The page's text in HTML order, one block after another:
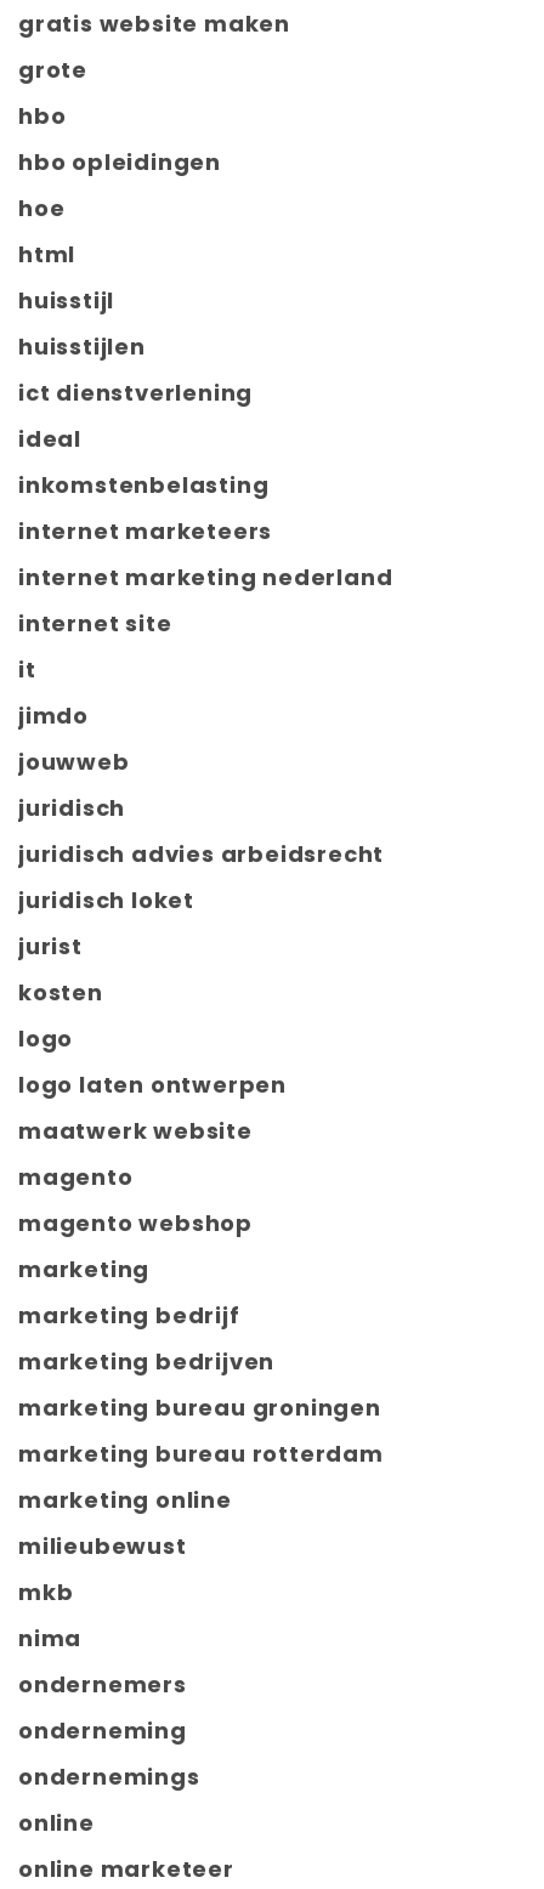
gratis website maken
grote
hbo
hbo opleidingen
hoe
html
huisstijl
huisstijlen
ict dienstverlening
ideal
inkomstenbelasting
internet marketeers
internet marketing nederland
internet site
it
jimdo
jouwweb
juridisch
juridisch advies arbeidsrecht
juridisch loket
jurist
kosten
logo
logo laten ontwerpen
maatwerk website
magento
magento webshop
marketing
marketing bedrijf
marketing bedrijven
marketing bureau groningen
marketing bureau rotterdam
marketing online
milieubewust
mkb
nima
ondernemers
onderneming
ondernemings
online
online marketeer